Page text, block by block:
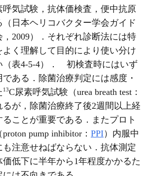
気試験，抗体価検査，便中抗原
日本ヘリコバクター学会ガイド
2009）．それぞれ診断法には特
く理解して目的により使い分け
（表4-5-4）． 初検査時にはいず
ある．除菌治療判定には感度・
13C尿素呼気試験（urea breath test：
が，除菌治療終了後2週間以上経
ことが重要である．またプロト
pump inhibitor： PPI）内服中
も注意せねばならない．抗体測定
低下に半年から1年程度かかるた